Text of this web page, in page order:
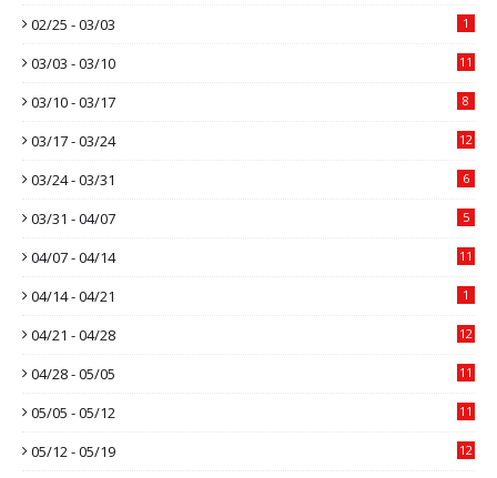
02/25 - 03/03 1
03/03 - 03/10 11
03/10 - 03/17 8
03/17 - 03/24 12
03/24 - 03/31 6
03/31 - 04/07 5
04/07 - 04/14 11
04/14 - 04/21 1
04/21 - 04/28 12
04/28 - 05/05 11
05/05 - 05/12 11
05/12 - 05/19 12